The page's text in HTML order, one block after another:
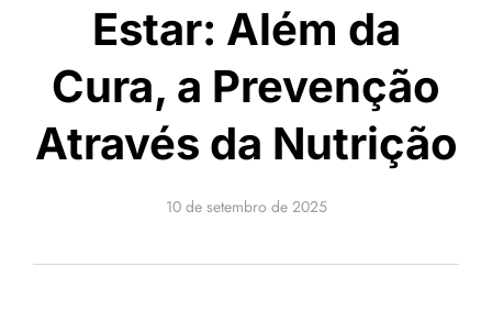
Estar: Além da
Cura, a Prevenção
Através da Nutrição
10 de setembro de 2025